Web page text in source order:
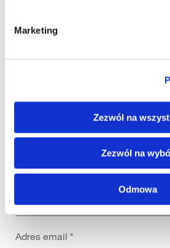
Marketing
Zezwól na
Zezwól na
Odmowa
Twój adres email nie zostanie
Komentarz*
Adres email *